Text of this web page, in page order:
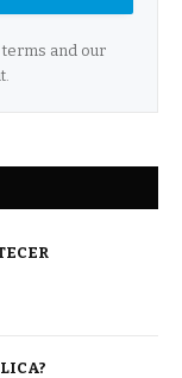
terms and our